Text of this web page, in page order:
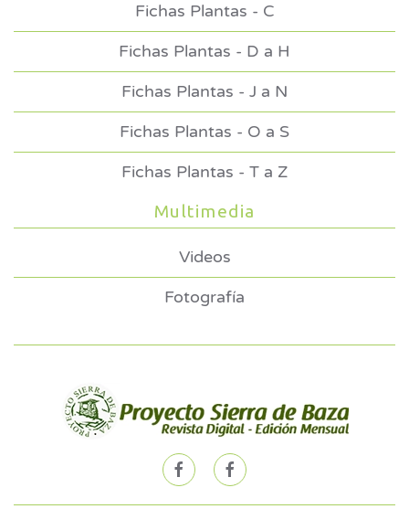
Fichas Plantas - C
Fichas Plantas - D a H
Fichas Plantas - J a N
Fichas Plantas - O a S
Fichas Plantas - T a Z
Multimedia
Videos
Fotografía